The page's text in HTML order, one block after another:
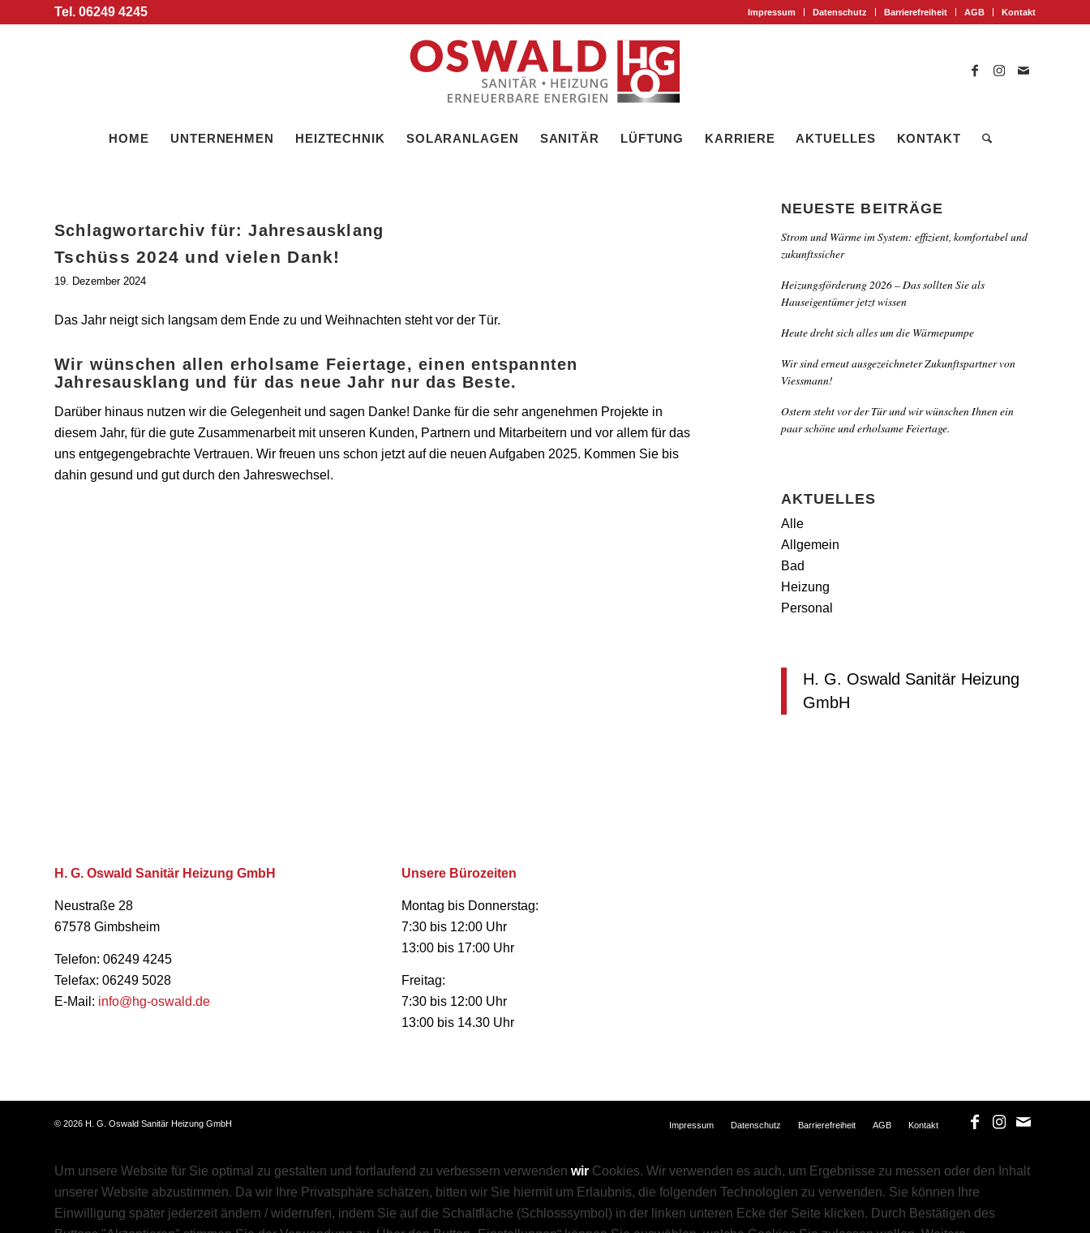
Impressum Datenschutz Barrierefreiheit AGB Kontakt
Tel. 06249 4245
HOME UNTERNEHMEN HEIZTECHNIK SOLARANLAGEN SANITÄR LÜFTUNG KARRIERE AKTUELLES KONTAKT
Schlagwortarchiv für:Jahresausklang
Tschüss 2024 und vielen Dank!
19. Dezember 2024
Das Jahr neigt sich langsam dem Ende zu und Weihnachten steht vor der Tür.
Wir wünschen allen erholsame Feiertage, einen entspannten
Jahresausklang und für das neue Jahr nur das Beste.
Darüber hinaus nutzen wir die Gelegenheit und sagen Danke! Danke für die sehr angenehmen Projekte in
diesem Jahr, für die gute Zusammenarbeit mit unseren Kunden, Partnern und Mitarbeitern und vor allem für das
uns entgegengebrachte Vertrauen. Wir freuen uns schon jetzt auf die neuen Aufgaben 2025. Kommen Sie bis
dahin gesund und gut durch den Jahreswechsel.
NEUESTE BEITRÄGE
Strom und Wärme im System: effizient, komfortabel und
zukunftssicher
Heizungsförderung 2026 – Das sollten Sie als
Hauseigentümer jetzt wissen
Heute dreht sich alles um die Wärmepumpe
Wir sind erneut ausgezeichneter Zukunftspartner von
Viessmann!
Ostern steht vor der Tür und wir wünschen Ihnen ein
paar schöne und erholsame Feiertage.
AKTUELLES
Alle
Allgemein
Bad
Heizung
Personal
H. G. Oswald Sanitär Heizung
GmbH
H. G. Oswald Sanitär Heizung GmbH
Neustraße 28
67578 Gimbsheim
Telefon: 06249 4245
Telefax: 06249 5028
E-Mail: info@hg-oswald.de
Unsere Bürozeiten
Montag bis Donnerstag:
7:30 bis 12:00 Uhr
13:00 bis 17:00 Uhr
Freitag:
7:30 bis 12:00 Uhr
13:00 bis 14.30 Uhr
© 2026 H. G. Oswald Sanitär Heizung GmbH Impressum Datenschutz Barrierefreiheit AGB Kontakt
Um unsere Website für Sie optimal zu gestalten und fortlaufend zu verbessern verwenden wir Cookies. Wir verwenden es auch, um Ergebnisse zu messen oder den Inhalt
unserer Website abzustimmen. Da wir Ihre Privatsphäre schätzen, bitten wir Sie hiermit um Erlaubnis, die folgenden Technologien zu verwenden. Sie können Ihre
Einwilligung später jederzeit ändern / widerrufen, indem Sie auf die Schaltfläche (Schlosssymbol) in der linken unteren Ecke der Seite klicken. Durch Bestätigen des